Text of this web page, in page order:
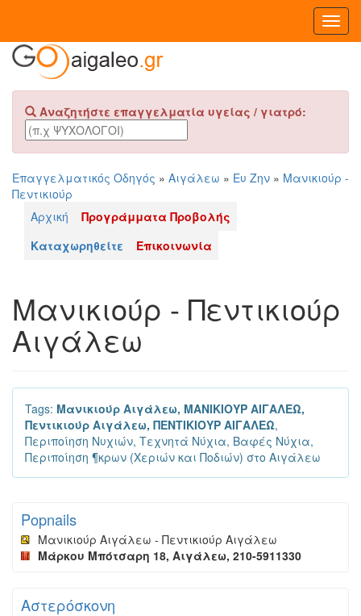
Αναζητήστε επαγγελματία υγείας / γιατρό:
Επαγγελματικός Οδηγός » Αιγάλεω » Ευ Ζην » Μανικιούρ -
Πεντικιούρ
Αρχική
Προγράμματα Προβολής
Καταχωρηθείτε
Επικοινωνία
Μανικιούρ - Πεντικιούρ
Αιγάλεω
Tags: Μανικιούρ Αιγάλεω, ΜΑΝΙΚΙΟΥΡ ΑΙΓΑΛΕΩ,
Πεντικιούρ Αιγάλεω, ΠΕΝΤΙΚΙΟΥΡ ΑΙΓΑΛΕΩ,
Περιποίηση Νυχιών, Τεχνητά Νύχια, Βαφές Νύχια,
Περιποίηση ¶κρων (Χεριών και Ποδιών) στο Αιγάλεω
Popnails
Μανικιούρ Αιγάλεω - Πεντικιούρ Αιγάλεω
Μάρκου Μπότσαρη 18, Αιγάλεω, 210-5911330
Αστερόσκονη